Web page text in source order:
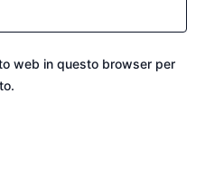
web in questo browser per